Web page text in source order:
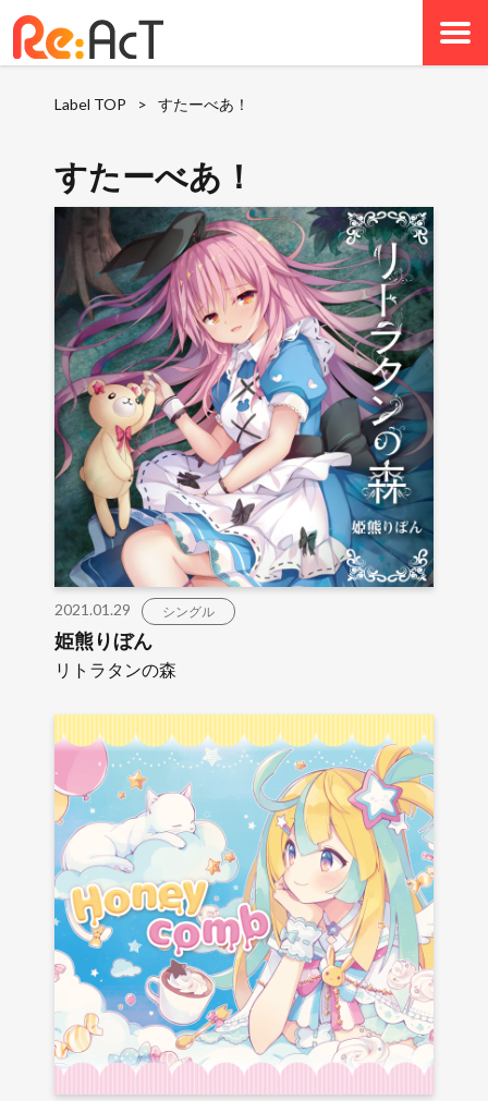
Label TOP > すたーべあ！
すたーべあ！
2021.01.29 シングル
姫熊りぼん
リトラタンの森